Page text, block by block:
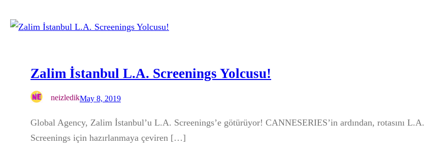
Zalim İstanbul L.A. Screenings Yolcusu!
neizledikMay 8, 2019
Global Agency, Zalim İstanbul’u L.A. Screenings’e götürüyor! CANNESERIES’in ardından, rotasını L.A.
Screenings için hazırlanmaya çeviren […]